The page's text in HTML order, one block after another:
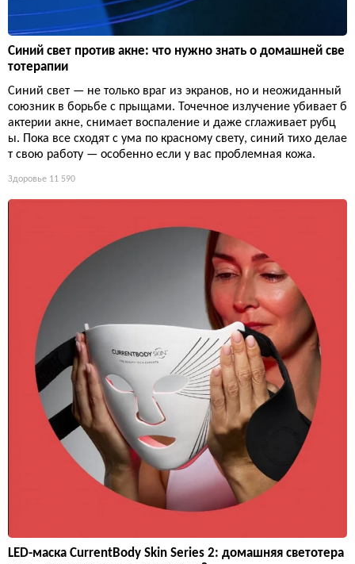
Синий свет против акне: что нужно знать о домашней све
тотерапии
Синий свет — не только враг из экранов, но и неожиданный
союзник в борьбе с прыщами. Точечное излучение убивает б
актерии акне, снимает воспаление и даже сглаживает рубц
ы. Пока все сходят с ума по красному свету, синий тихо делае
т свою работу — особенно если у вас проблемная кожа.
Здоровье 11 590
LED-маска CurrentBody Skin Series 2: домашняя светотера